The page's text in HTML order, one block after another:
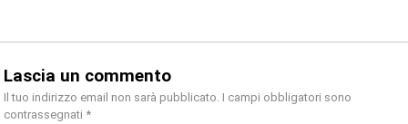
Lascia un commento
Il tuo indirizzo email non sarà pubblicato. I campi obbligatori sono
contrassegnati *